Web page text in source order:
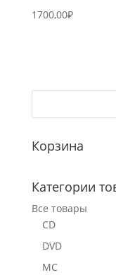
1700,00₽
Корзина
Категории
Все товары
CD
DVD
MC